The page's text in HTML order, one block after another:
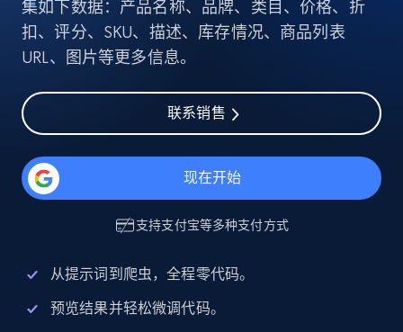
集如下数据：产品名称、品牌、类目、价格、折
扣、评分、SKU、描述、库存情况、商品列表
URL、图片等更多信息。
联系销售
现在开始
支持支付宝等多种支付方式
从提示词到爬虫，全程零代码。
预览结果并轻松微调代码。